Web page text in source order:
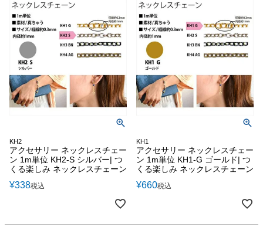
KH2
アクセサリー ネックレスチェー
ン 1m単位 KH2-S シルバー| つ
くる楽しみ ネックレスチェーン
¥338税込
KH1
アクセサリー ネックレスチェー
ン 1m単位 KH1-G ゴールド| つ
くる楽しみ ネックレスチェーン
¥660税込